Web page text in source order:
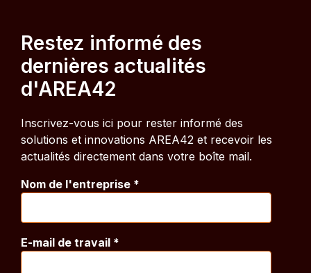
Restez informé des
dernières actualités
d'AREA42
Inscrivez-vous ici pour rester informé des
solutions et innovations AREA42 et recevoir les
actualités directement dans votre boîte mail.
Nom de l'entreprise *
E-mail de travail *